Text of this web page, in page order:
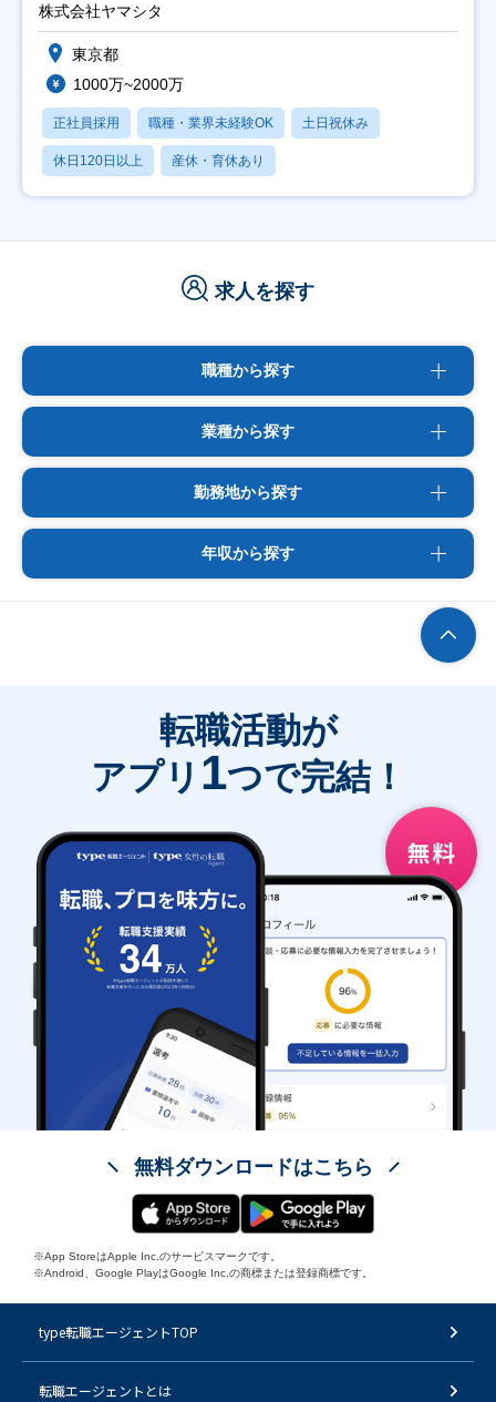
株式会社ヤマシタ
東京都
1000万~2000万
正社員採用 職種・業界未経験OK 土日祝休み
休日120日以上 産休・育休あり
求人を探す
職種から探す
業種から探す
勤務地から探す
年収から探す
転職活動が
アプリ 1つで完結！
無料ダウンロードはこちら
※App StoreはApple Inc.のサービスマークです。
※Android、Google PlayはGoogle Inc.の商標または登録商標です。
type転職エージェントTOP
転職エージェントとは